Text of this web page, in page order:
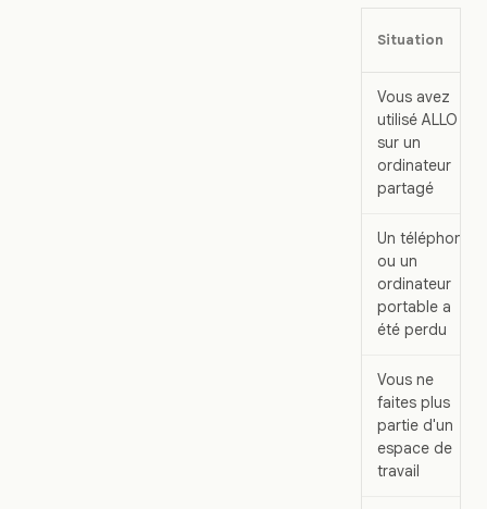
Situation
Vous avez
utilisé ALLO
sur un
ordinateur
partagé
Un téléphone
ou un
ordinateur
portable a
été perdu
Vous ne
faites plus
partie d'un
espace de
travail